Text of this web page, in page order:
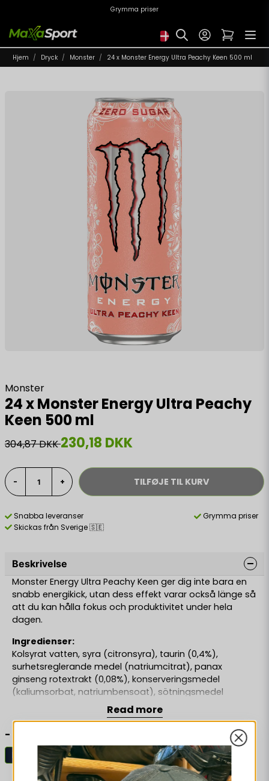
Grymma priser
Hjem Dryck Monster 24 x Monster Energy Ultra Peachy Keen 500 ml
Monster
24 x Monster Energy Ultra Peachy
Keen 500 ml
304,87 DKK230,18 DKK
- + TILFØJE TIL KURV
Snabba leveranser
Grymma priser
Skickas från Sverige 🇸🇪
Beskrivelse
Monster Energy Ultra Peachy Keen ger dig inte bara en
snabb energikick, utan dess effekt varar också länge så
att du kan hålla fokus och produktivitet under hela
dagen.
Ingredienser:
Kolsyrat vatten, syra (citronsyra), taurin (0,4%),
surhetsreglerande medel (natriumcitrat), panax
ginseng rotextrakt (0,08%), konserveringsmedel
(kaliumsorbat, natriumbensoat), sötningsmedel
(sukralos, acesulfam-K), aromer, koffein (0,03%),
förtjockningsmedel (pektin), vegetabiliska oljor
(kokosnöt, rapsfrön), L-karnatin, L-tartrat (0,015%),
modifierad stärkelse, vitaminer (niacin, pantotensyra,
B6, B12), natriumklorid, färgämnen (E163, E120), D-
glukoronolakton, guaranafröextrakt (0,002%), inositol.
Read more
-
Monster
Lignende produkter